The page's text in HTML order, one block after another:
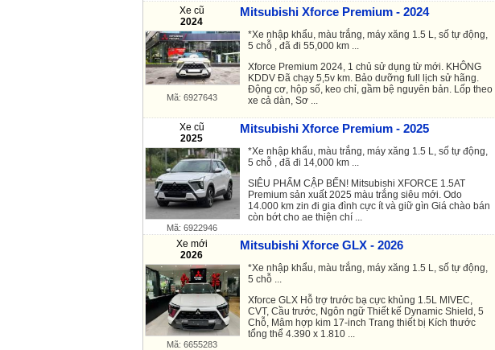
Xe cũ
2024
Mitsubishi Xforce Premium - 2024
Mã: 6927643
*Xe nhập khẩu, màu trắng, máy xăng 1.5 L, số tự động,
5 chỗ , đã đi 55,000 km ...
Xforce Premium 2024, 1 chủ sử dụng từ mới. KHÔNG
KDDV Đã chạy 5,5v km. Bảo dưỡng full lịch sử hãng.
Động cơ, hộp số, keo chỉ, gầm bệ nguyên bản. Lốp theo
xe cả dàn, Sơ ...
Xe cũ
2025
Mitsubishi Xforce Premium - 2025
Mã: 6922946
*Xe nhập khẩu, màu trắng, máy xăng 1.5 L, số tự động,
5 chỗ , đã đi 14,000 km ...
SIÊU PHẨM CẬP BẾN! Mitsubishi XFORCE 1.5AT
Premium sản xuất 2025 màu trắng siêu mới. Odo
14.000 km zin đi gia đình cực ít và giữ gìn Giá chào bán
còn bớt cho ae thiện chí ...
Xe mới
2026
Mitsubishi Xforce GLX - 2026
Mã: 6655283
*Xe nhập khẩu, màu trắng, máy xăng 1.5 L, số tự động,
5 chỗ ...
Xforce GLX Hỗ trợ trước bạ cực khủng 1.5L MIVEC,
CVT, Cầu trước, Ngôn ngữ Thiết kế Dynamic Shield, 5
Chỗ, Mâm hợp kim 17-inch Trang thiết bị Kích thước
tổng thể 4.390 x 1.810 ...